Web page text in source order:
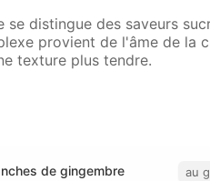
distingue des saveurs
provient de l'âme de la
texture plus tendre.
de gingembre au